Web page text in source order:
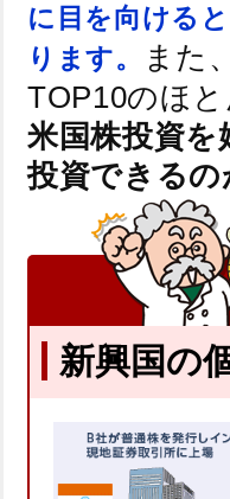
に目を向ける
ります。
また
TOP10のほ
米国株投資
投資できるの
新興国の